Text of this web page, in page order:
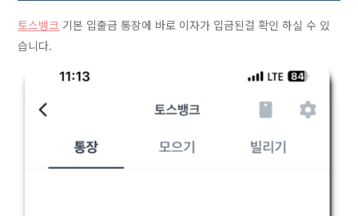
토스뱅크 기본 입출금 통장에 바로 이자가 입금된걸 확인 하실 수 있
습니다.